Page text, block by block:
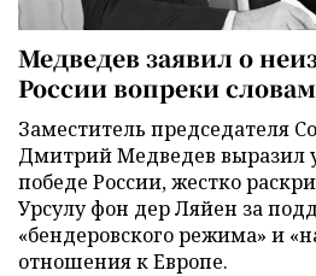
Медведев заявил о
России вопреки
Заместитель председателя
Дмитрий Медведев выразил
победе России, жестко
Урсулу фон дер Ляйен за
«бендеровского режима» и
отношения к Европе.